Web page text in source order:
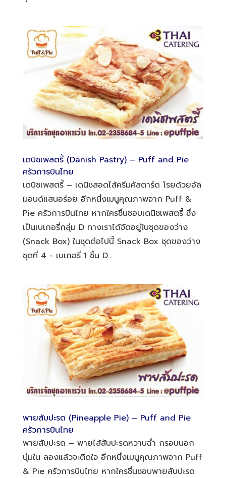
เดนิชเพสตรี้ (Danish Pastry) – Puff and Pie
ครัวการบินไทย
เดนิชเพสตรี้ – เดนิชสอดไส้ครีมคัสตาร์ด โรยด้วยอัล
มอนด์แสนอร่อย อีกหนึ่งเมนูคุณภาพจาก Puff &
Pie ครัวการบินไทย หากใครชื่นชอบเดนิชเพสตรี้ ซึ่ง
เป็นเบเกอรี่กลุ่ม D ทางเราได้จัดอยู่ในชุดของว่าง
(Snack Box) ในชุดต่อไปนี้ Snack Box ชุดของว่าง
ชุดที่ 4 - เบเกอรี่ 1 ชิ้น D...
พายสับปะรด (Pineapple Pie) – Puff and Pie
ครัวการบินไทย
พายสับปะรด – พายไส้สับปะรดหวานฉ่ำ กรอบนอก
นุ่มใน ลองแล้วจะติดใจ อีกหนึ่งเมนูคุณภาพจาก Puff
& Pie ครัวการบินไทย หากใครชื่นชอบพายสับปะรด